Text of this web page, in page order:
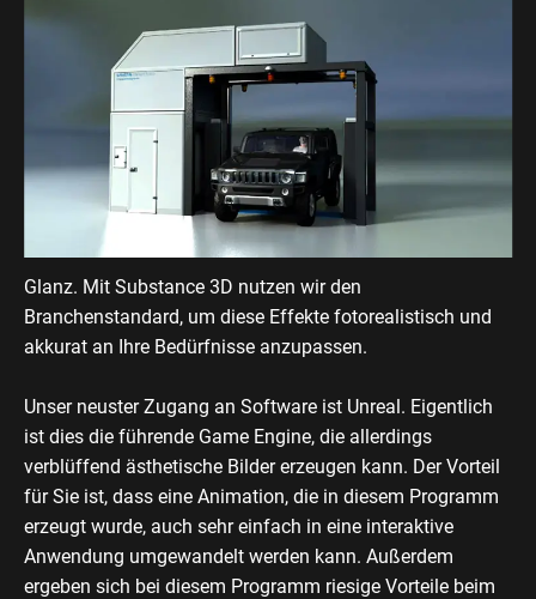
Glanz. Mit Substance 3D nutzen wir den
Branchenstandard, um diese Effekte fotorealistisch und
akkurat an Ihre Bedürfnisse anzupassen.
Unser neuster Zugang an Software ist Unreal. Eigentlich
ist dies die führende Game Engine, die allerdings
verblüffend ästhetische Bilder erzeugen kann. Der Vorteil
für Sie ist, dass eine Animation, die in diesem Programm
erzeugt wurde, auch sehr einfach in eine interaktive
Anwendung umgewandelt werden kann. Außerdem
ergeben sich bei diesem Programm riesige Vorteile beim